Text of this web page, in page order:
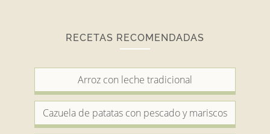
RECETAS RECOMENDADAS
Arroz con leche tradicional
Cazuela de patatas con pescado y mariscos